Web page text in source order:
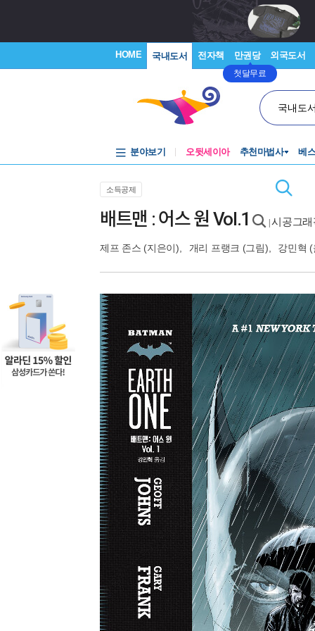
HOME 국내도서 전자책 만권당
첫달무료
외국도서
국내도
분야보기 오뒷세이아 추천마법사 베
소득공제
배트맨 : 어스 원 Vol.1 |시공그
제프 존스 (지은이), 개리 프랭크 (그림), 강민혁 (